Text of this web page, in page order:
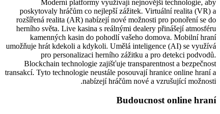
Moderní platformy využívají nejnovější technologie, aby
poskytovaly hráčům co nejlepší zážitek. Virtuální realita (VR) a
rozšířená realita (AR) nabízejí nové možnosti pro ponoření se do
herního světa. Live kasina s reálnými dealery přinášejí atmosféru
kamenných kasin do pohodlí vašeho domova. Mobilní hraní
umožňuje hrát kdekoli a kdykoli. Umělá inteligence (AI) se využívá
pro personalizaci herního zážitku a pro detekci podvodů.
Blockchain technologie zajišťuje transparentnost a bezpečnost
transakcí. Tyto technologie neustále posouvají hranice online hraní a
nabízejí hráčům nové a vzrušující možnosti.
Budoucnost online hraní